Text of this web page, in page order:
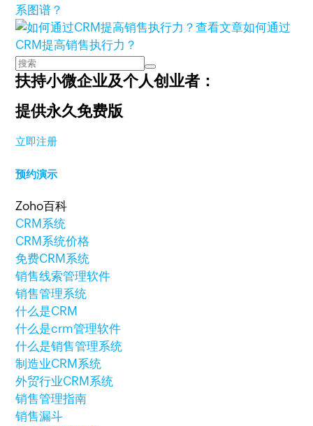
系图谱？
查看文章如何通过
CRM提高销售执行力？
扶持小微企业及个人创业者：
提供永久免费版
立即注册
预约演示
Zoho百科
CRM系统
CRM系统价格
免费CRM系统
销售线索管理软件
销售管理系统
什么是CRM
什么是crm管理软件
什么是销售管理系统
制造业CRM系统
外贸行业CRM系统
销售管理指南
销售漏斗